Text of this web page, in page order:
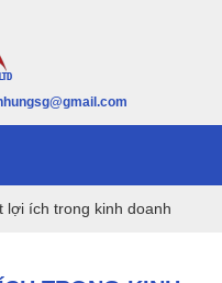
lợi ích trong kinh doanh